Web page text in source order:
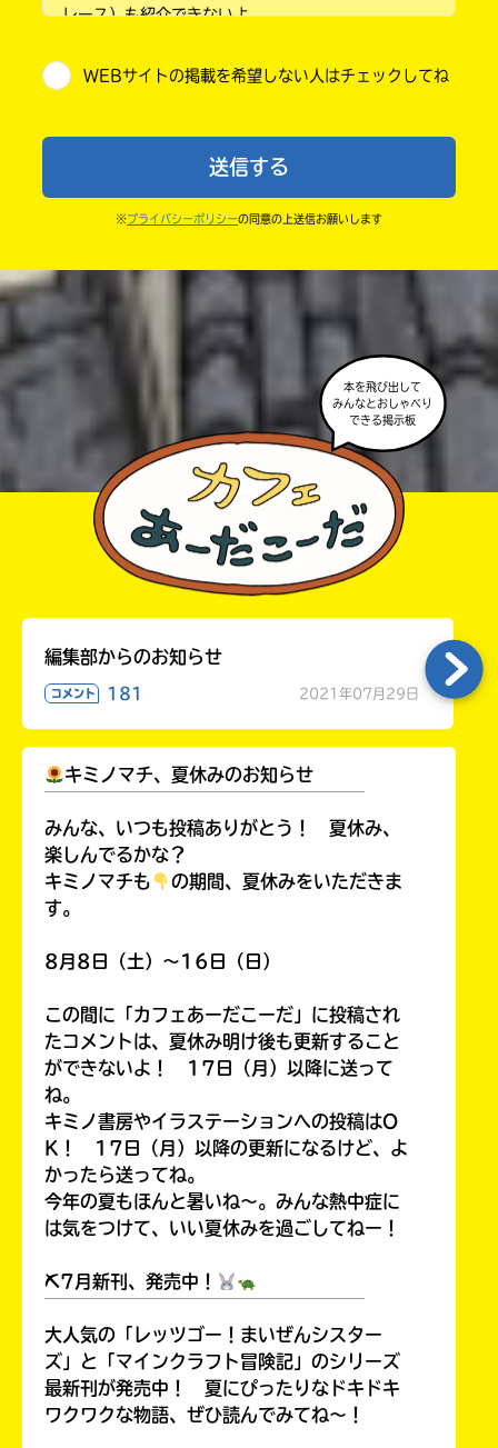
小学6年
中学1年
レース）も紹介できないよ。
・送ってからすぐには紹介されないので、待ってて
ならないよう気をつけてね。
・キャンペーン開催中は、投稿した後の画面にバナー
・ポプラ社の宣伝物で紹介させてもらうことがある
よ。
・かき終えたら、人を傷つけていたり、個人情報をか
きこんでいたり、字がまちがっていたりしないか、読
WEBサイトの掲載を希望しない人はチェックしてね
送信する
※ プライバシーポリシーの同意の上送信お願いします
本を飛び出して
みんなとおしゃべり
できる掲示板
編集部からのお知らせ
コメント 181 2021年07月29日
キミノマチ、夏休みのお知らせ
みんな、いつも投稿ありがとう！ 夏休み、
楽しんでるかな？
キミノマチも
の期間、夏休みをいただきま
す。
8月8日（土）～16日（日）
この間に「カフェあーだこーだ」に投稿され
たコメントは、夏休み明け後も更新すること
ができないよ！ 17日（月）以降に送って
ね。
キミノ書房やイラステーションへの投稿はO
K！ 17日（月）以降の更新になるけど、よ
かったら送ってね。
今年の夏もほんと暑いね～。みんな熱中症に
は気をつけて、いい夏休みを過ごしてねー！
⛏7月新刊、発売中！
大人気の「レッツゴー！まいぜんシスター
ズ」と「マインクラフト冒険記」のシリーズ
最新刊が発売中！ 夏にぴったりなドキドキ
ワクワクな物語、ぜひ読んでみてね～！